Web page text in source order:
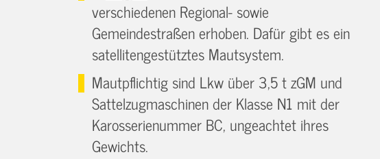
verschiedenen Regional- sowie
Gemeindestraßen erhoben. Dafür gibt es ein
satellitengestütztes Mautsystem.
Mautpflichtig sind Lkw über 3,5 t zGM und
Sattelzugmaschinen der Klasse N1 mit der
Karosserienummer BC, ungeachtet ihres
Gewichts.